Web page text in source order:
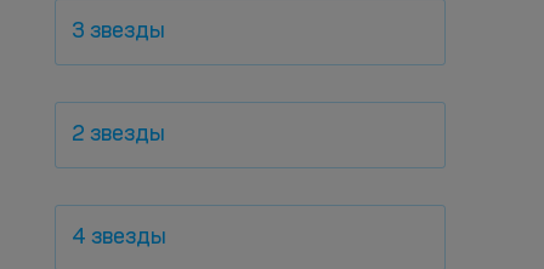
3 звезды
2 звезды
4 звезды